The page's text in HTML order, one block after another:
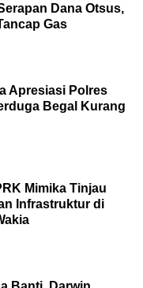
Dana Otsus,
Gas
Apresiasi Polres
Begal Kurang
Mimika Tinjau
Infrastruktur di